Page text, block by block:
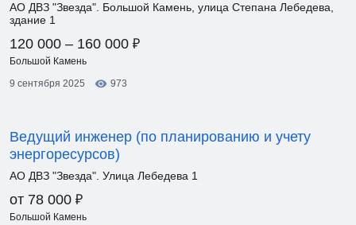
АО ДВЗ "Звезда". Большой Камень, улица Степана Лебедева,
здание 1
120 000 – 160 000 ₽
Большой Камень
9 сентября 2025
973
Ведущий инженер (по планированию и учету
энергоресурсов)
АО ДВЗ "Звезда". Улица Лебедева 1
от 78 000 ₽
Большой Камень